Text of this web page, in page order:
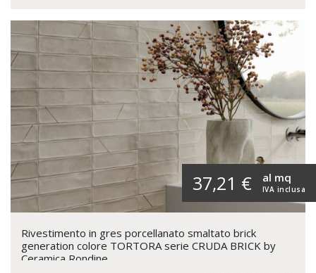
37,21 € IVA inclusa
al mq
Rivestimento in gres porcellanato smaltato brick
generation colore TORTORA serie CRUDA BRICK by
Ceramica Rondine